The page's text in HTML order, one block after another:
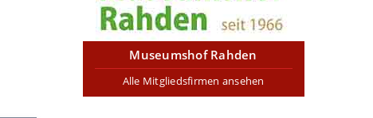
Museumshof Rahden
Alle Mitgliedsfirmen ansehen